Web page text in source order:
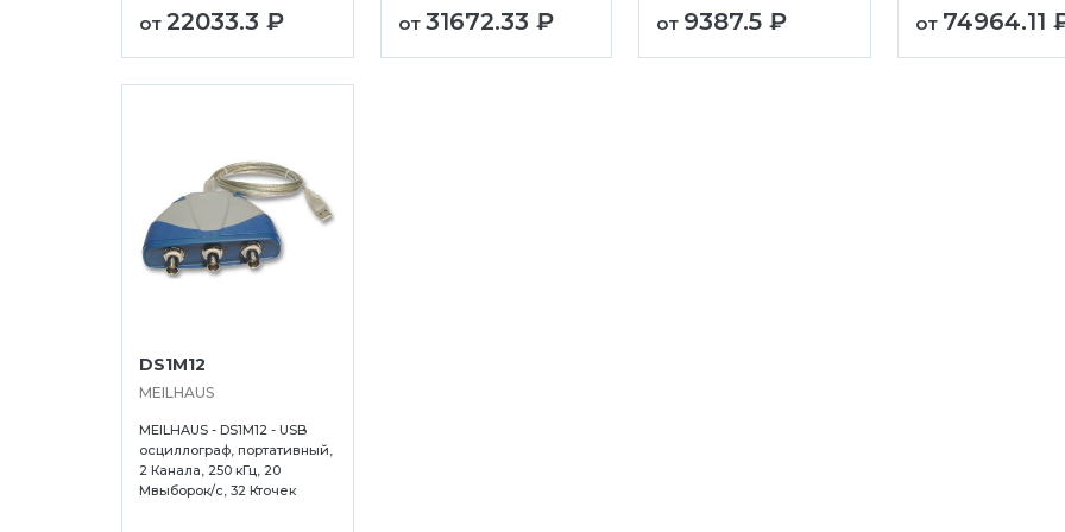
от 22033.3 ₽ от 31672.33 ₽ от 9387.5 ₽ от 74964.11
DS1M12
MEILHAUS
MEILHAUS - DS1M12 - USB
осциллограф, портативный,
2 Канала, 250 кГц, 20
Мвыборок/с, 32 Кточек
Сыктывкар
Тамбов
Тверь
Усолье-Сибирское
Уссурийск
Черкесск
Чита